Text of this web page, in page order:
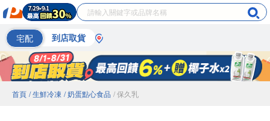
宅配 到店取貨
首頁 / 生鮮冷凍 / 奶蛋點心食品 / 保久乳